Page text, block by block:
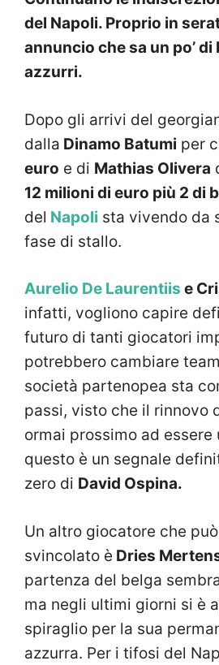
del Napoli. Proprio in
annuncio che sa un po’
azzurri.
Dopo gli arrivi del
dalla Dinamo Batumi per
euro e di Mathias Olivera
12 milioni di euro più 2 di
del Napoli sta vivendo da
fase di stallo.
Aurelio De Laurentiis e
infatti, vogliono capire
futuro di tanti giocatori
potrebbero cambiare
società partenopea sta
passi, visto che il rinnovo
ormai prossimo ad
questo è un segnale
zero di David Ospina.
Un altro giocatore che
svincolato è Dries
partenza del belga
ma negli ultimi giorni si è
spiraglio per la sua
azzurra. Per i tifosi del